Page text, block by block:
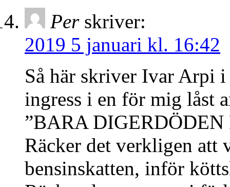
Per skriver:
2019 5 januari kl. 16:42
Så här skriver Ivar Arpi
ingress i en för mig låst
”BARA
Räcker det verkligen att
bensinskatten, inför